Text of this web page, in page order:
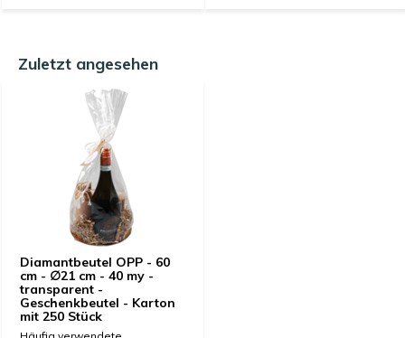
Zuletzt angesehen
Diamantbeutel OPP - 60
cm - ∅21 cm - 40 my -
transparent -
Geschenkbeutel - Karton
mit 250 Stück